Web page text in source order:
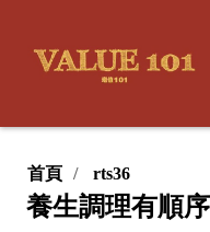
首頁 rts36
養生調理有順